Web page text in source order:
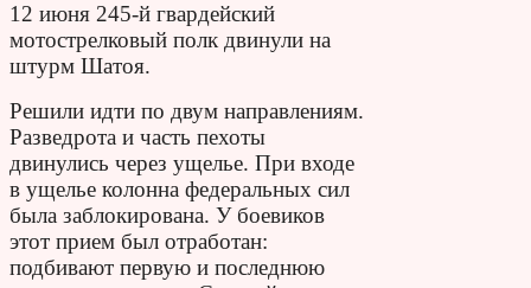
12 июня 245-й гвардейский
мотострелковый полк двинули на
штурм Шатоя.
Решили идти по двум направлениям.
Разведрота и часть пехоты
двинулись через ущелье. При входе
в ущелье колонна федеральных сил
была заблокирована. У боевиков
этот прием был отработан:
подбивают первую и последнюю